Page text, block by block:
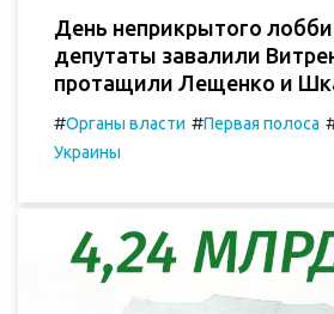
День неприкрытого
депутаты завалили
протащили Лещенко и
#Органы власти #Первая полоса
Украины